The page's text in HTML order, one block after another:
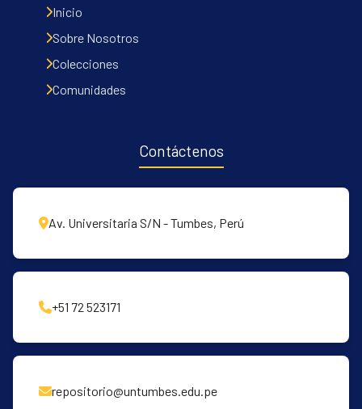
Communities & Collections
All of DSpace
Inicio
Sobre Nosotros
Colecciones
Comunidades
Contáctenos
Av. Universitaria S/N - Tumbes, Perú
+51 72 523171
repositorio@untumbes.edu.pe